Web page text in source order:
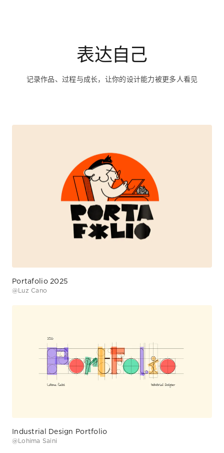
表达自己
记录作品、过程与成长，让你的设计能力被更多人看见
Portafolio 2025
@ Luz Cano
Industrial Design Portfolio
@Lohima Saini